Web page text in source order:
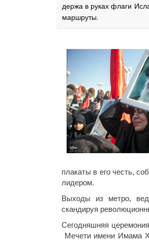
держа в руках флаги
маршруты.
плакаты в его честь,
лидером.
Выходы из метро,
скандируя
Сегодняшняя
Мечети имени Имама